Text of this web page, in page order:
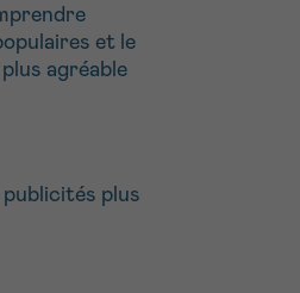
et le
agréable
plus